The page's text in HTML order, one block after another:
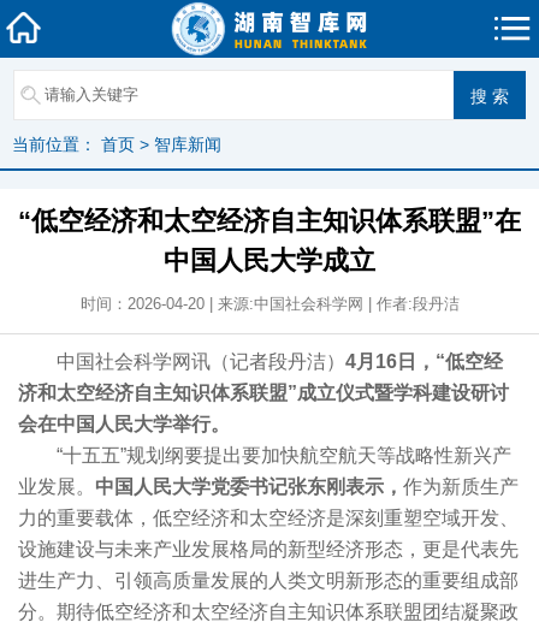
当前位置： 首页 > 智库新闻
“低空经济和太空经济自主知识体系联盟”在
中国人民大学成立
时间：2026-04-20 | 来源:中国社会科学网 | 作者:段丹洁
中国社会科学网讯（记者段丹洁） 4月16日，“低空经
济和太空经济自主知识体系联盟”成立仪式暨学科建设研讨
会在中国人民大学举行。
“十五五”规划纲要提出要加快航空航天等战略性新兴产
业发展。 中国人民大学党委书记张东刚表示， 作为新质生产
力的重要载体，低空经济和太空经济是深刻重塑空域开发、
设施建设与未来产业发展格局的新型经济形态，更是代表先
进生产力、引领高质量发展的人类文明新形态的重要组成部
分。期待低空经济和太空经济自主知识体系联盟团结凝聚政